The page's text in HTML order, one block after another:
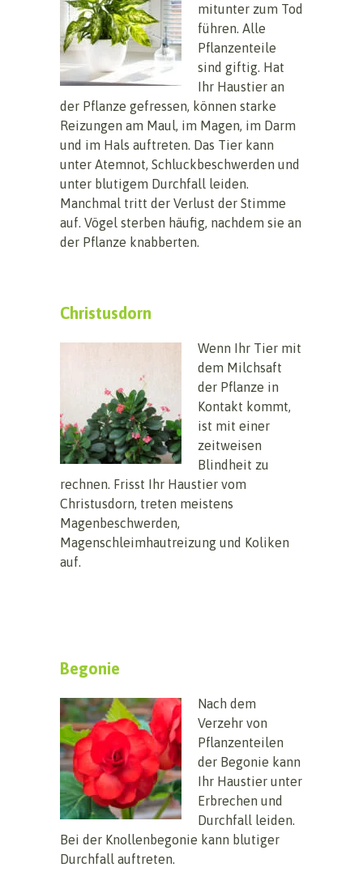
mitunter zum Tod
führen. Alle
Pflanzenteile
sind giftig. Hat
Ihr Haustier an
der Pflanze gefressen, können starke
Reizungen am Maul, im Magen, im Darm
und im Hals auftreten. Das Tier kann
unter Atemnot, Schluckbeschwerden und
unter blutigem Durchfall leiden.
Manchmal tritt der Verlust der Stimme
auf. Vögel sterben häufig, nachdem sie an
der Pflanze knabberten.
Christusdorn
Wenn Ihr Tier mit
dem Milchsaft
der Pflanze in
Kontakt kommt,
ist mit einer
zeitweisen
Blindheit zu
rechnen. Frisst Ihr Haustier vom
Christusdorn, treten meistens
Magenbeschwerden,
Magenschleimhautreizung und Koliken
auf.
Begonie
Nach dem
Verzehr von
Pflanzenteilen
der Begonie kann
Ihr Haustier unter
Erbrechen und
Durchfall leiden.
Bei der Knollenbegonie kann blutiger
Durchfall auftreten.